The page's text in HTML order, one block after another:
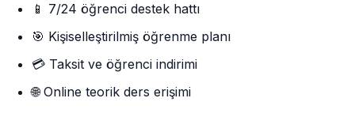
📱 7/24 öğrenci destek hattı
🎯 Kişiselleştirilmiş öğrenme planı
💳 Taksit ve öğrenci indirimi
🌐 Online teorik ders erişimi